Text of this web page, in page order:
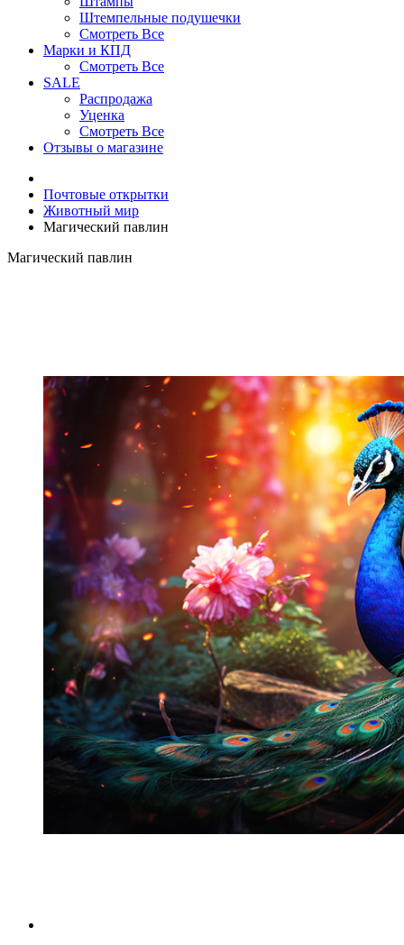
Штемпельные подушечки
Смотреть Все
Марки и КПД
Смотреть Все
SALE
Распродажа
Уценка
Смотреть Все
Отзывы о магазине
Почтовые открытки
Животный мир
Магический павлин
Магический павлин